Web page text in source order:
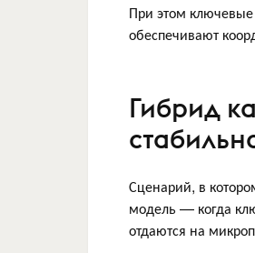
При этом
обеспечивают
Гибрид
Сценарий, в
модель — когда
отдаются на